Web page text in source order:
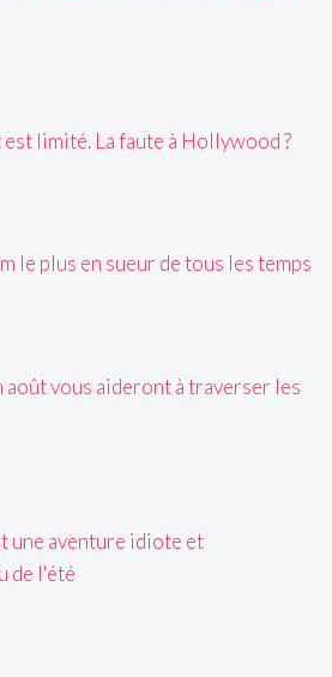
est limité. La faute à Hollywood ?
le plus en sueur de tous les temps
août vous aideront à traverser les
une aventure idiote et
de l'été